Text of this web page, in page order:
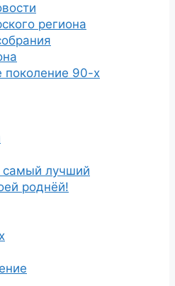
региона
поколение 90-х
лучший
роднёй!